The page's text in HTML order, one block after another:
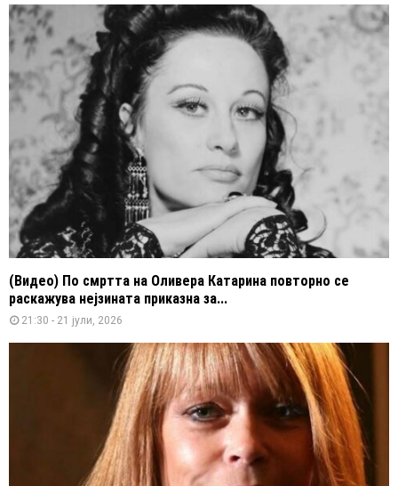
(Видео) По смртта на Оливера Катарина повторно се
раскажува нејзината приказна за...
21:30 - 21 јули, 2026